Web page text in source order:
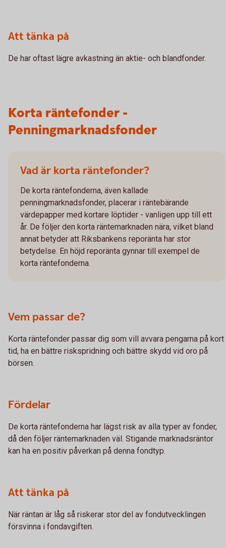
Att tänka på
De har oftast lägre avkastning än aktie- och blandfonder.
Korta räntefonder -
Penningmarknadsfonder
Vad är korta räntefonder?
De korta räntefonderna, även kallade
penningmarknadsfonder, placerar i räntebärande
värdepapper med kortare löptider - vanligen upp till ett
år. De följer den korta räntemarknaden nära, vilket bland
annat betyder att Riksbankens reporänta har stor
betydelse. En höjd reporänta gynnar till exempel de
korta räntefonderna.
Vem passar de?
Korta räntefonder passar dig som vill avvara pengarna på kort
tid, ha en bättre riskspridning och bättre skydd vid oro på
börsen.
Fördelar
De korta räntefonderna har lägst risk av alla typer av fonder,
då den följer räntemarknaden väl. Stigande marknadsräntor
kan ha en positiv påverkan på denna fondtyp.
Att tänka på
När räntan är låg så riskerar stor del av fondutvecklingen
försvinna i fondavgiften.